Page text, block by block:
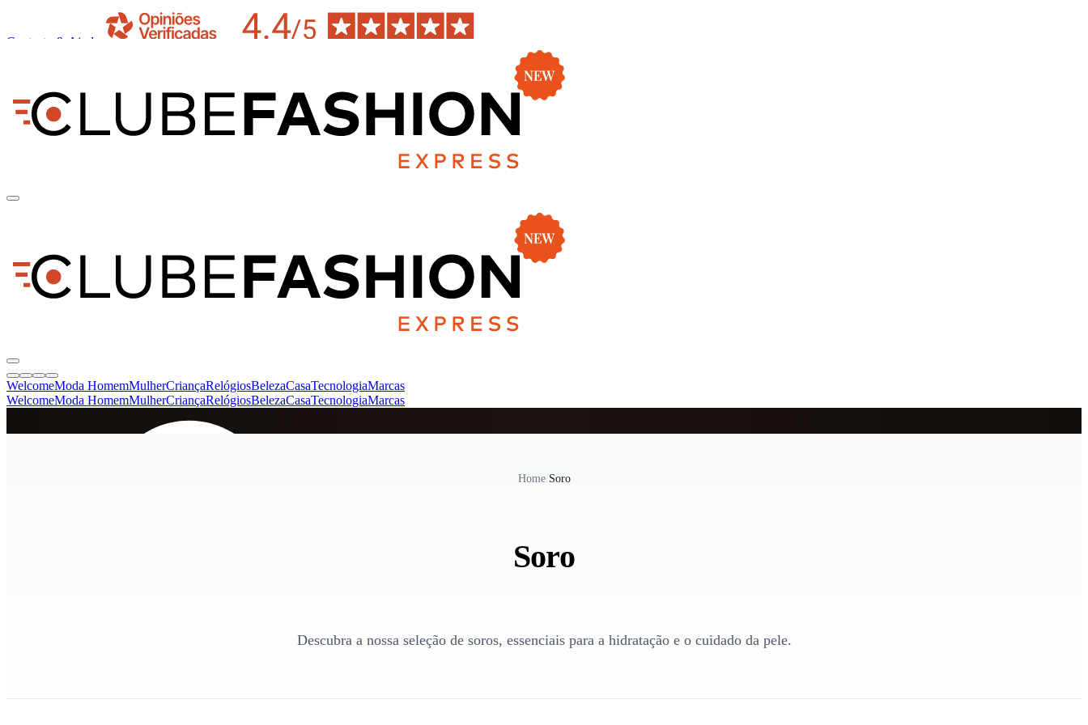
Contacto & Ajuda
WelcomeModa HomemMulherCriançaRelógiosBelezaCasaTecnologiaMarcas
WelcomeModa HomemMulherCriançaRelógiosBelezaCasaTecnologiaMarcas
Home/Soro
Soro
Descubra a nossa seleção de soros, essenciais para a hidratação e o cuidado da pele.